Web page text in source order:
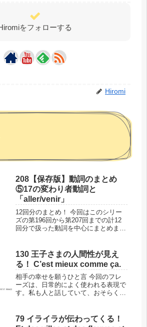
をフォローする
Hiromi
208【保存版】動詞のまとめ
⑤17の変わり者動詞と
「aller/venir」
12回分のまとめ！ 今回はこのシリー
ズの第196回から第207回までの計12
回分で扱った動詞を中心にまとめまし
制、動詞句などを、意味とともにご紹
介します。今回は特に「17...
130 王子さまの人間性が見え
る！ C’est mieux comme ça.
相手の幸せを願うひと言 今回のフレ
ーズは、日常的によく使われる表現で
す。私も人と話していて、おそらくし
への気遣いが透けて見える瞬間があり
ます。このフレーズの場所と背景 で
79 イライラが伝わってくる！